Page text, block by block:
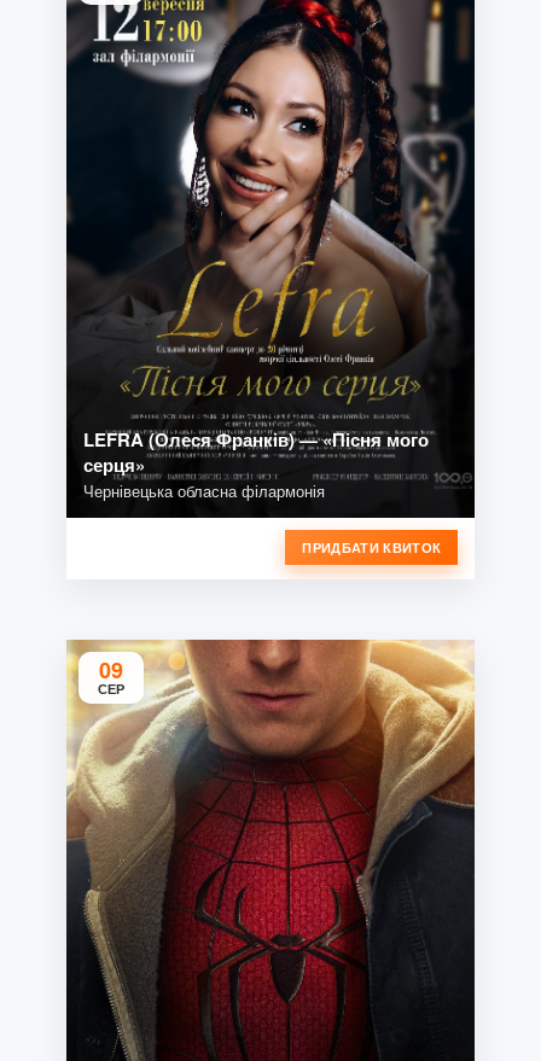
LEFRA (Олеся Франків) — «Пісня мого
серця»
Чернівецька обласна філармонія
ПРИДБАТИ КВИТОК
09
СЕР